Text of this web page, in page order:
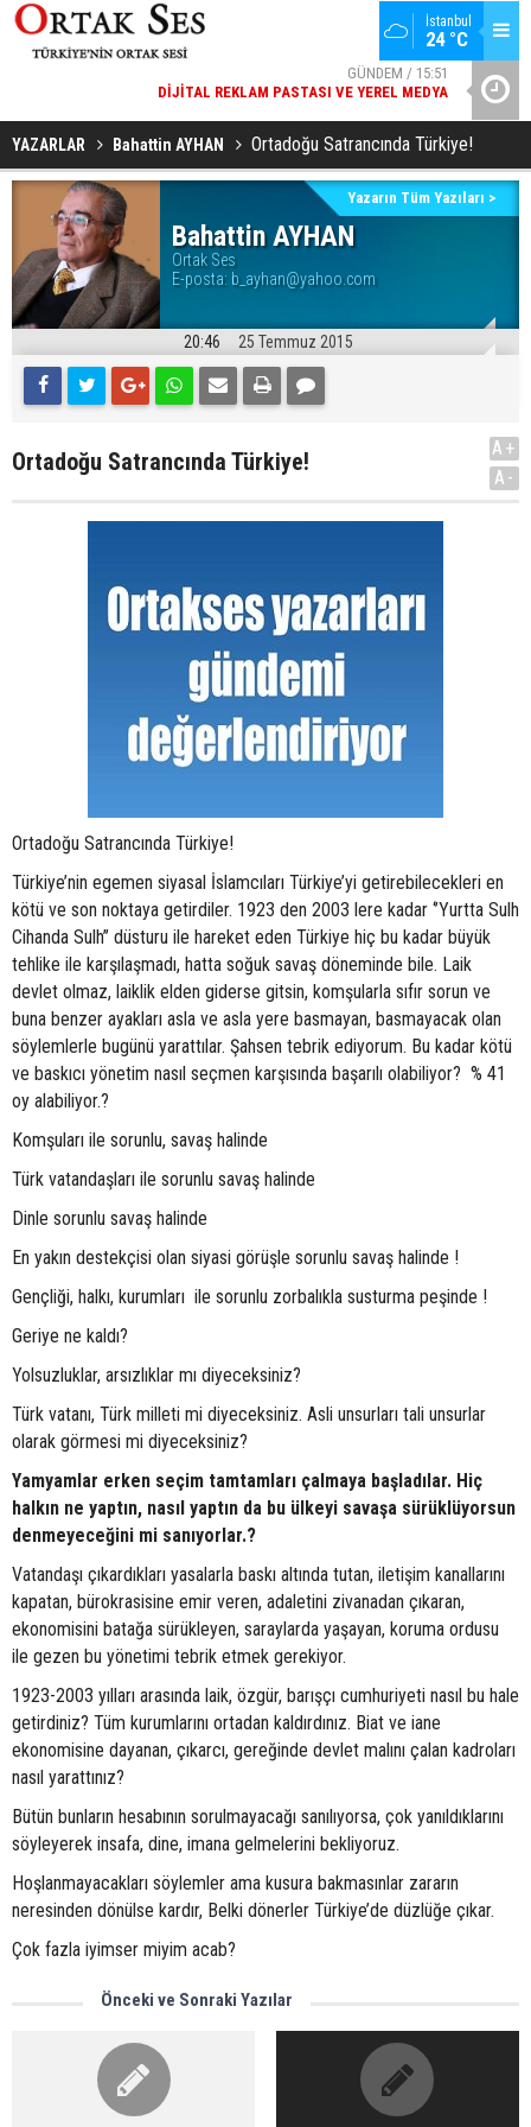
İstanbul
24 °C
GÜNDEM / 15:51
DIJITAL REKLAM PASTASI VE YEREL MEDYA
GENÇLERBIRLIĞI SPOR KULÜBÜNDEN AÇIKLAMA GELDI
YAZARLAR Bahattin AYHAN Ortadoğu Satrancında Türkiye!
Bahattin AYHAN
Ortak Ses
E-posta: b_ayhan@yahoo.com
Yazarın Tüm Yazıları >
20:46 25 Temmuz 2015
Ortadoğu Satrancında Türkiye!
A+
A-
Ortadoğu Satrancında Türkiye!
Türkiye’nin egemen siyasal İslamcıları Türkiye’yi getirebilecekleri en
kötü ve son noktaya getirdiler. 1923 den 2003 lere kadar ‘’Yurtta Sulh
Cihanda Sulh’’ düsturu ile hareket eden Türkiye hiç bu kadar büyük
tehlike ile karşılaşmadı, hatta soğuk savaş döneminde bile. Laik
devlet olmaz, laiklik elden giderse gitsin, komşularla sıfır sorun ve
buna benzer ayakları asla ve asla yere basmayan, basmayacak olan
söylemlerle bugünü yarattılar. Şahsen tebrik ediyorum. Bu kadar kötü
ve baskıcı yönetim nasıl seçmen karşısında başarılı olabiliyor? % 41
oy alabiliyor.?
Komşuları ile sorunlu, savaş halinde
Türk vatandaşları ile sorunlu savaş halinde
Dinle sorunlu savaş halinde
En yakın destekçisi olan siyasi görüşle sorunlu savaş halinde !
Gençliği, halkı, kurumları ile sorunlu zorbalıkla susturma peşinde !
Geriye ne kaldı?
Yolsuzluklar, arsızlıklar mı diyeceksiniz?
Türk vatanı, Türk milleti mi diyeceksiniz. Asli unsurları tali unsurlar
olarak görmesi mi diyeceksiniz?
Yamyamlar erken seçim tamtamları çalmaya başladılar. Hiç
halkın ne yaptın, nasıl yaptın da bu ülkeyi savaşa sürüklüyorsun
denmeyeceğini mi sanıyorlar.?
Vatandaşı çıkardıkları yasalarla baskı altında tutan, iletişim kanallarını
kapatan, bürokrasisine emir veren, adaletini zivanadan çıkaran,
ekonomisini batağa sürükleyen, saraylarda yaşayan, koruma ordusu
ile gezen bu yönetimi tebrik etmek gerekiyor.
1923-2003 yılları arasında laik, özgür, barışçı cumhuriyeti nasıl bu hale
getirdiniz? Tüm kurumlarını ortadan kaldırdınız. Biat ve iane
ekonomisine dayanan, çıkarcı, gereğinde devlet malını çalan kadroları
nasıl yarattınız?
Bütün bunların hesabının sorulmayacağı sanılıyorsa, çok yanıldıklarını
söyleyerek insafa, dine, imana gelmelerini bekliyoruz.
Hoşlanmayacakları söylemler ama kusura bakmasınlar zararın
neresinden dönülse kardır, Belki dönerler Türkiye’de düzlüğe çıkar.
Çok fazla iyimser miyim acab?
Önceki ve Sonraki Yazılar